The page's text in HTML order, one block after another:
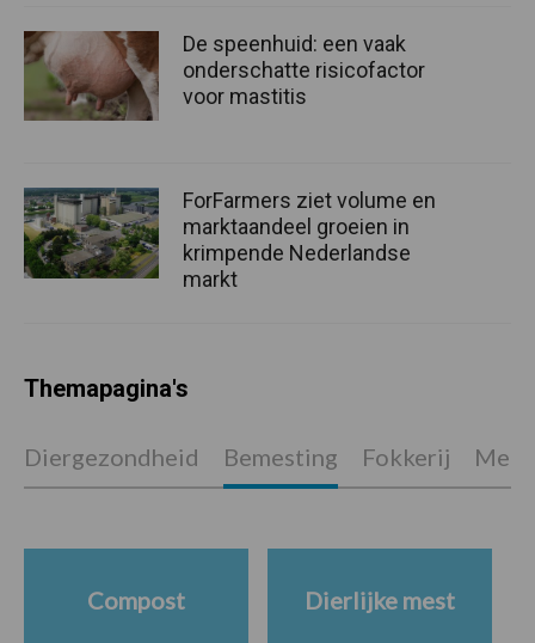
De speenhuid: een vaak
onderschatte risicofactor
voor mastitis
ForFarmers ziet volume en
marktaandeel groeien in
krimpende Nederlandse
markt
Themapagina's
Diergezondheid Bemesting Fokkerij
Compost Dierlijke mest